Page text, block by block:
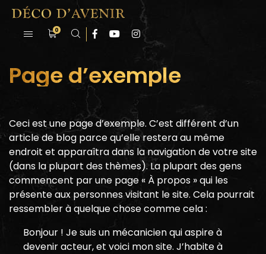
0
Page d’exemple
Ceci est une page d’exemple. C’est différent d’un
article de blog parce qu’elle restera au même
endroit et apparaîtra dans la navigation de votre site
(dans la plupart des thèmes). La plupart des gens
commencent par une page « À propos » qui les
présente aux personnes visitant le site. Cela pourrait
ressembler à quelque chose comme cela :
Bonjour ! Je suis un mécanicien qui aspire à
devenir acteur, et voici mon site. J’habite à